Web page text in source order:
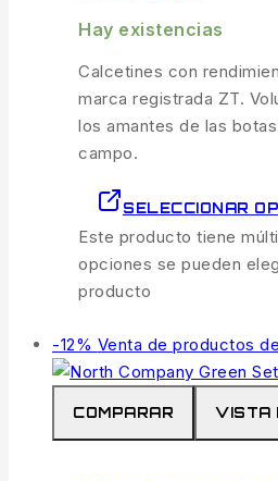
Hay existencias
Calcetines con
marca registrada ZT.
los amantes de las
campo.
SELECCIONAR
Este producto tiene
opciones se pueden
producto
-12% Venta de productos de
COMPARAR VISTA